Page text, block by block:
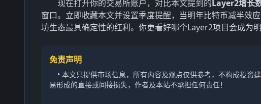
现在打开你的交易所账户，对比本文提到的Layer2增长
窗口。立即收藏本文并设置季度提醒，当明年比特币减半效
坊生态最具确定性的红利。你更看好哪个Layer2项目会成为
免责声明
• 本文只提供市场信息，所有内容及观点仅供参考，不构成投资
易形成的直接或间接损失，作者及本站不承担任何责任！